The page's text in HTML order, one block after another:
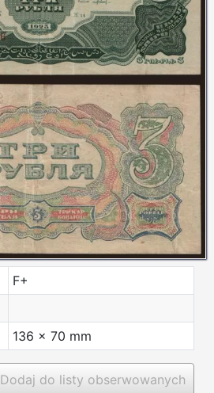
F+
136 x 70 mm
Dodaj do listy obserwowanych